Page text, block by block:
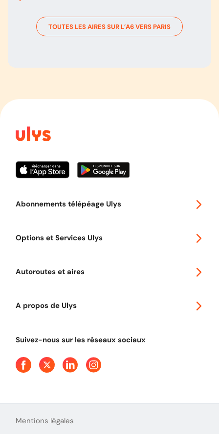
TOUTES LES AIRES SUR L’A6VERS PARIS
Abonnements télépéage Ulys
Options et Services Ulys
Autoroutes et aires
A propos de Ulys
Presse
Suivez-nous sur les réseaux sociaux
Mentions légales